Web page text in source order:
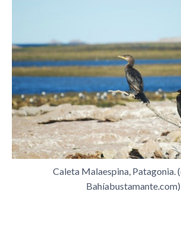
Caleta Malaespina, Patagonia.
Bahíabustamante.com)